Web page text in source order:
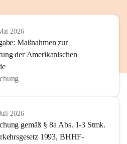
2026
Maßnahmen zur
der Amerikanischen
2026
gemäß § 8a Abs. 1-3 Stmk.
1993, BHHF-